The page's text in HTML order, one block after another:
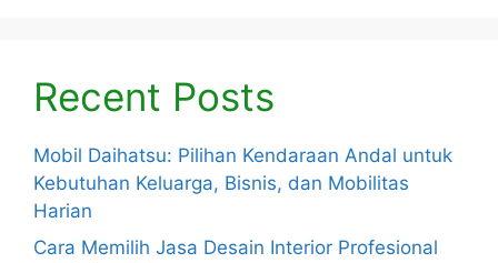
Recent Posts
Mobil Daihatsu: Pilihan Kendaraan Andal untuk
Kebutuhan Keluarga, Bisnis, dan Mobilitas
Harian
Cara Memilih Jasa Desain Interior Profesional